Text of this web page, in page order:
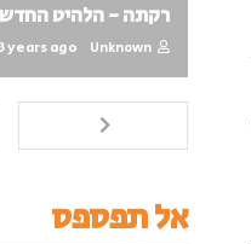
רקתה - הלהיט
Unknown
years ago
אל תפספס